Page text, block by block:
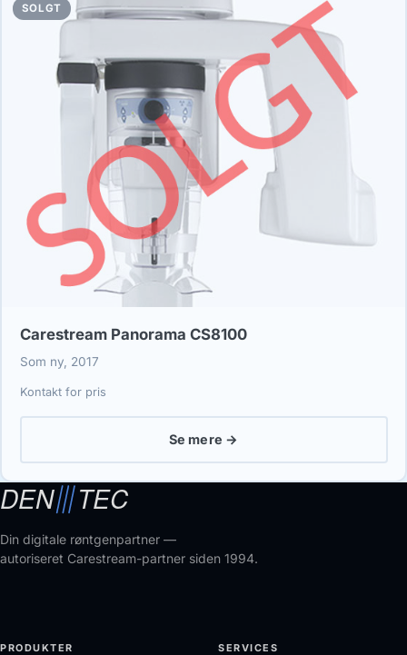
SOLGT
Carestream Panorama CS8100
Som ny, 2017
Kontakt for pris
Se mere →
Din digitale røntgenpartner —
autoriseret Carestream-partner siden 1994.
PRODUKTER SERVICES